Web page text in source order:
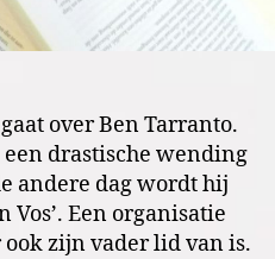
over Ben Tarranto.
drastische wending
andere dag wordt hij
Een organisatie
zijn vader lid van is.